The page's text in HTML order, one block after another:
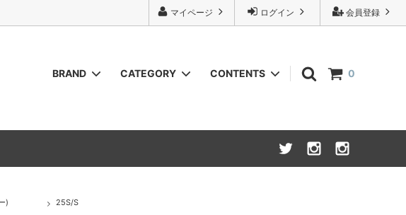
会員登録
ログイン
マイページ
0
BRAND CATEGORY
Bottoms(ボトム,パンツ類)
ス,靴下)
CONTENTS
) 25S/S